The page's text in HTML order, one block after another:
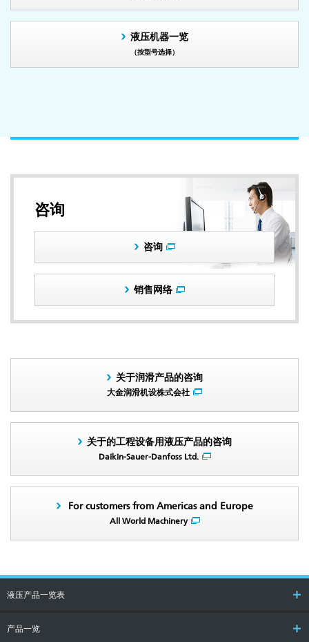
液压机器一览
（按型号选择）
咨询
咨询
销售网络
关于润滑产品的咨询
大金润滑机设株式会社
关于的工程设备用液压产品的咨询
Daikin-Sauer-Danfoss Ltd.
For customers from Americas and Europe
All World Machinery
液压产品一览表
产品一览